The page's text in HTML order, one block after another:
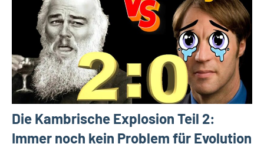
Die Kambrische Explosion Teil 2:
Immer noch kein Problem für Evolution